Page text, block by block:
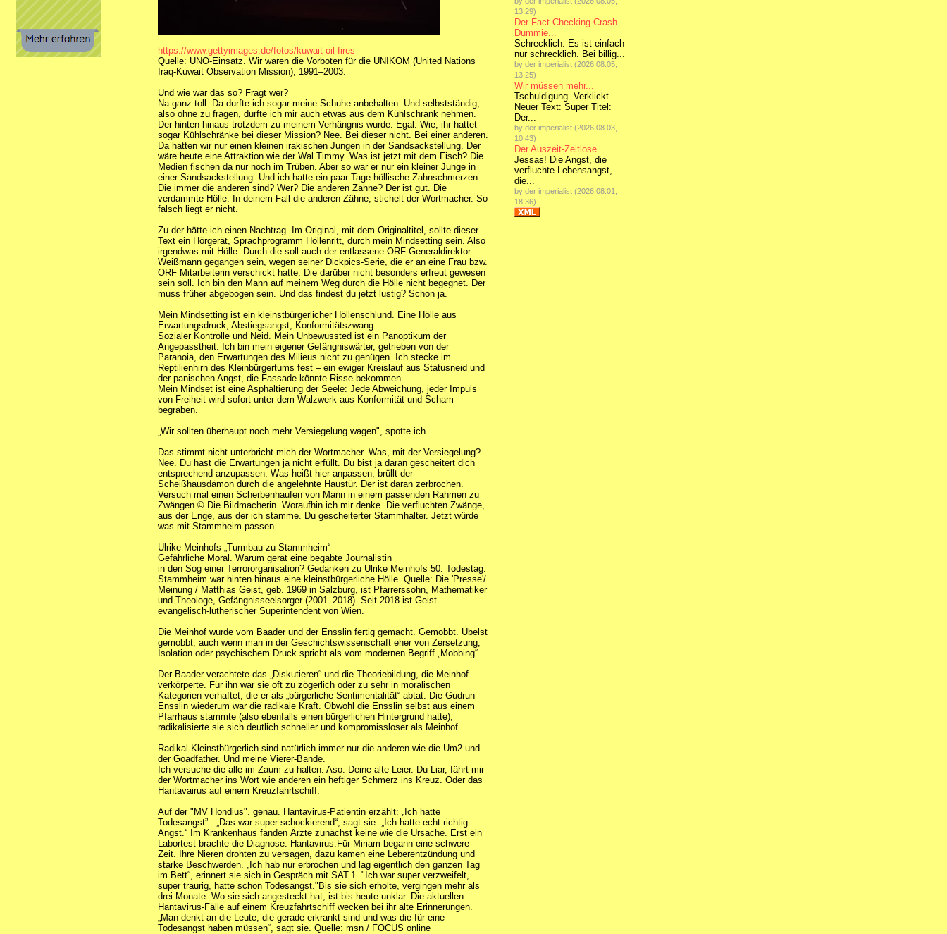
https://www.gettyimages.de/fotos/kuwait-oil-fires
Quelle: UNO‑Einsatz. Wir waren die Vorboten für die UNIKOM (United Nations
Iraq‑Kuwait Observation Mission), 1991–2003.
Und wie war das so? Fragt wer?
Na ganz toll. Da durfte ich sogar meine Schuhe anbehalten. Und selbstständig,
also ohne zu fragen, durfte ich mir auch etwas aus dem Kühlschrank nehmen.
Der hinten hinaus trotzdem zu meinem Verhängnis wurde. Egal. Wie, ihr hattet
sogar Kühlschränke bei dieser Mission? Nee. Bei dieser nicht. Bei einer anderen.
Da hatten wir nur einen kleinen irakischen Jungen in der Sandsackstellung. Der
wäre heute eine Attraktion wie der Wal Timmy. Was ist jetzt mit dem Fisch? Die
Medien fischen da nur noch im Trüben. Aber so war er nur ein kleiner Junge in
einer Sandsackstellung. Und ich hatte ein paar Tage höllische Zahnschmerzen.
Die immer die anderen sind? Wer? Die anderen Zähne? Der ist gut. Die
verdammte Hölle. In deinem Fall die anderen Zähne, stichelt der Wortmacher. So
falsch liegt er nicht.
Zu der hätte ich einen Nachtrag. Im Original, mit dem Originaltitel, sollte dieser
Text ein Hörgerät, Sprachprogramm Höllenritt, durch mein Mindsetting sein. Also
irgendwas mit Hölle. Durch die soll auch der entlassene ORF-Generaldirektor
Weißmann gegangen sein, wegen seiner Dickpics-Serie, die er an eine Frau bzw.
ORF Mitarbeiterin verschickt hatte. Die darüber nicht besonders erfreut gewesen
sein soll. Ich bin den Mann auf meinem Weg durch die Hölle nicht begegnet. Der
muss früher abgebogen sein. Und das findest du jetzt lustig? Schon ja.
Mein Mindsetting ist ein kleinstbürgerlicher Höllenschlund. Eine Hölle aus
Erwartungsdruck, Abstiegsangst, Konformitätszwang
Sozialer Kontrolle und Neid. Mein Unbewussted ist ein Panoptikum der
Angepasstheit: Ich bin mein eigener Gefängniswärter, getrieben von der
Paranoia, den Erwartungen des Milieus nicht zu genügen. Ich stecke im
Reptilienhirn des Kleinbürgertums fest – ein ewiger Kreislauf aus Statusneid und
der panischen Angst, die Fassade könnte Risse bekommen.
Mein Mindset ist eine Asphaltierung der Seele: Jede Abweichung, jeder Impuls
von Freiheit wird sofort unter dem Walzwerk aus Konformität und Scham
begraben.
„Wir sollten überhaupt noch mehr Versiegelung wagen", spotte ich.
Das stimmt nicht unterbricht mich der Wortmacher. Was, mit der Versiegelung?
Nee. Du hast die Erwartungen ja nicht erfüllt. Du bist ja daran gescheitert dich
entsprechend anzupassen. Was heißt hier anpassen, brüllt der
Scheißhausdämon durch die angelehnte Haustür. Der ist daran zerbrochen.
Versuch mal einen Scherbenhaufen von Mann in einem passenden Rahmen zu
Zwängen.©️ Die Bildmacherin. Woraufhin ich mir denke. Die verfluchten Zwänge,
aus der Enge, aus der ich stamme. Du gescheiterter Stammhalter. Jetzt würde
was mit Stammheim passen.
Ulrike Meinhofs „Turmbau zu Stammheim“
Gefährliche Moral. Warum gerät eine begabte Journalistin
in den Sog einer Terrororganisation? Gedanken zu Ulrike Meinhofs 50. Todestag.
Stammheim war hinten hinaus eine kleinstbürgerliche Hölle. Quelle: Die 'Presse'/
Meinung / Matthias Geist, geb. 1969 in Salzburg, ist Pfarrerssohn, Mathematiker
und Theologe, Gefängnisseelsorger (2001–2018). Seit 2018 ist Geist
evangelisch-lutherischer Superintendent von Wien.
Die Meinhof wurde vom Baader und der Ensslin fertig gemacht. Gemobbt. Übelst
gemobbt, auch wenn man in der Geschichtswissenschaft eher von Zersetzung,
Isolation oder psychischem Druck spricht als vom modernen Begriff „Mobbing“.
Der Baader verachtete das „Diskutieren“ und die Theoriebildung, die Meinhof
verkörperte. Für ihn war sie oft zu zögerlich oder zu sehr in moralischen
Kategorien verhaftet, die er als „bürgerliche Sentimentalität“ abtat. Die Gudrun
Ensslin wiederum war die radikale Kraft. Obwohl die Ensslin selbst aus einem
Pfarrhaus stammte (also ebenfalls einen bürgerlichen Hintergrund hatte),
radikalisierte sie sich deutlich schneller und kompromissloser als Meinhof.
Radikal Kleinstbürgerlich sind natürlich immer nur die anderen wie die Um2 und
der Goadfather. Und meine Vierer-Bande.
Ich versuche die alle im Zaum zu halten. Aso. Deine alte Leier. Du Liar, fährt mir
der Wortmacher ins Wort wie anderen ein heftiger Schmerz ins Kreuz. Oder das
Hantavairus auf einem Kreuzfahrtschiff.
Auf der "MV Hondius". genau. Hantavirus-Patientin erzählt: „Ich hatte
Todesangst” . „Das war super schockierend“, sagt sie. „Ich hatte echt richtig
Angst.“ Im Krankenhaus fanden Ärzte zunächst keine wie die Ursache. Erst ein
Labortest brachte die Diagnose: Hantavirus.Für Miriam begann eine schwere
Zeit. Ihre Nieren drohten zu versagen, dazu kamen eine Leberentzündung und
starke Beschwerden. „Ich hab nur erbrochen und lag eigentlich den ganzen Tag
im Bett“, erinnert sie sich in Gespräch mit SAT.1. "Ich war super verzweifelt,
super traurig, hatte schon Todesangst."Bis sie sich erholte, vergingen mehr als
drei Monate. Wo sie sich angesteckt hat, ist bis heute unklar. Die aktuellen
Hantavirus-Fälle auf einem Kreuzfahrtschiff wecken bei ihr alte Erinnerungen.
„Man denkt an die Leute, die gerade erkrankt sind und was die für eine
Todesangst haben müssen“, sagt sie. Quelle: msn / FOCUS online
13:29)
Der Fact-Checking-Crash-
Dummie...
Schrecklich. Es ist einfach
nur schrecklich. Bei billig...
by der imperialist (2026.08.05,
13:25)
Wir müssen mehr...
Tschuldigung. Verklickt
Neuer Text: Super Titel:
Der...
by der imperialist (2026.08.03,
10:43)
Der Auszeit-Zeitlose...
Jessas! Die Angst, die
verfluchte Lebensangst,
die...
by der imperialist (2026.08.01,
18:36)